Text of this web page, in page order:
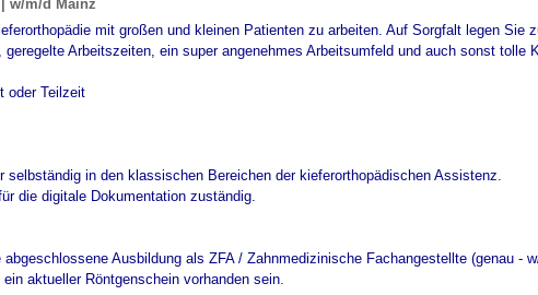
w/m/d Mainz
mit großen und kleinen Patienten zu arbeiten. Auf Sorgfalt legen Sie
geregelte Arbeitszeiten, ein super angenehmes Arbeitsumfeld und auch sonst tolle
oder Teilzeit
selbständig in den klassischen Bereichen der kieferorthopädischen Assistenz.
die digitale Dokumentation zuständig.
Ausbildung als ZFA / Zahnmedizinische Fachangestellte (genau -
aktueller Röntgenschein vorhanden sein.